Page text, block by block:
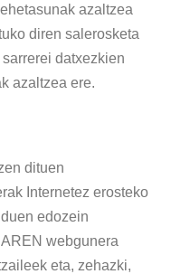
azaltzea
diren salerosketa
datxezkien
azaltzea ere.
dituen
Internetez erosteko
edozein
webgunera
eta, zehazki,